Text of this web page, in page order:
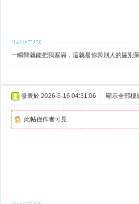
一瞬間就能把我塞滿，這就是你與別人的區別
發表於 2026-6-16 04:31:06 顯示全部樓
此帖僅作者可見